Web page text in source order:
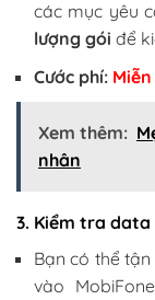
các mục yêu
lượng gói để
Cước phí:
Xem thêm:
nhân
3. Kiểm tra data
Bạn có thể
vào